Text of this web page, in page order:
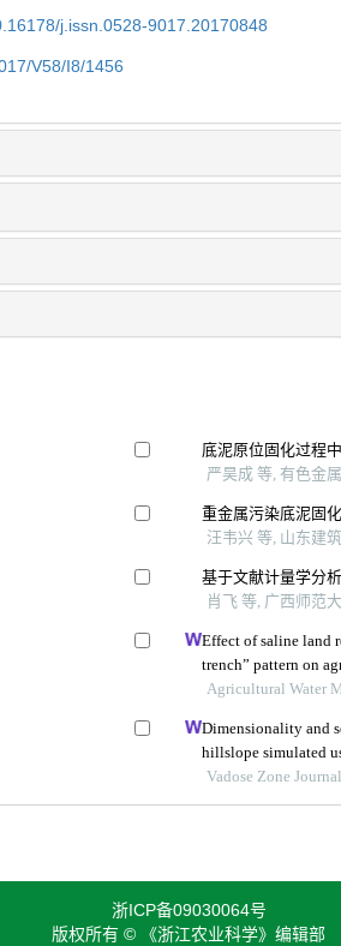
j.issn.0528-9017.20170848
V58/I8/1456
底泥原位固化过程
严昊成 等, 有色金
重金属污染底泥固
汪韦兴 等, 山东建
基于文献计量学分
肖飞 等, 广西师范
Effect of saline land
trench” pattern on
Agricultural Water
Dimensionality and
hillslope simulated
Vadose Zone
浙ICP备09030064号
版权所有 © 《浙江农业科学》编辑部